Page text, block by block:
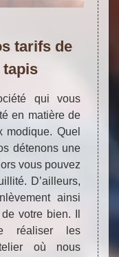
tarifs de
tapis
qui vous
en matière de
modique. Quel
détenons une
vous pouvez
D’ailleurs,
ainsi
votre bien. Il
réaliser les
où nous